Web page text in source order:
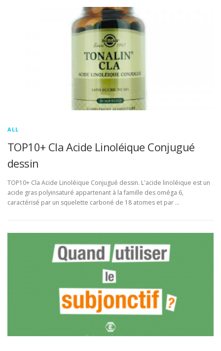
ALL
TOP10+ Cla Acide Linoléique Conjugué
dessin
TOP10+ Cla Acide Linoléique Conjugué dessin. L'acide linoléique est un
acide gras polyinsaturé appartenant à la famille des oméga 6,
caractérisé par un squelette carboné de 18 atomes et par …